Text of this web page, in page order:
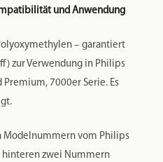
und Anwendung
– garantiert
zur Verwendung in Philips
Premium, 7000er Serie. Es
Modelnummern vom Philips
hinteren zwei Nummern